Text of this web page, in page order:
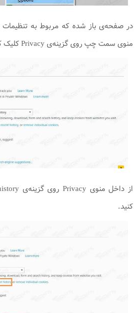
در صفحه‌ی باز شده که مربوط به
منوی سمت چپ روی گزینه‌ی Privacy کلیک کنید.
کنید.